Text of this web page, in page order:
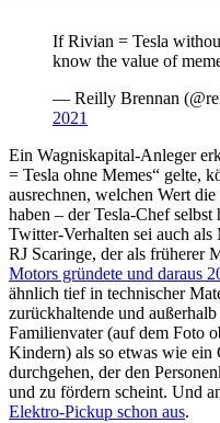
If Rivian = Tesla
know the value of
— Reilly Brennan
2021
Ein Wagniskapital-Anleger
= Tesla ohne Memes“ gelte,
ausrechnen, welchen Wert
haben – der Tesla-Chef
Twitter-Verhalten sei auch
RJ Scaringe, der als früherer
Motors gründete und daraus
ähnlich tief in technischer
zurückhaltende und
Familienvater (auf dem Foto
Kindern) als so etwas wie ein
durchgehen, der den
und zu fördern scheint. Und
Elektro-Pickup schon aus.